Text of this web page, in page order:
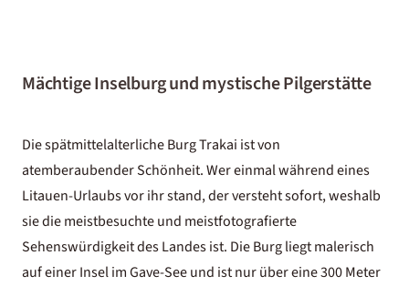
Mächtige Inselburg und mystische Pilgerstätte
Die spätmittelalterliche Burg Trakai ist von
atemberaubender Schönheit. Wer einmal während eines
Litauen-Urlaubs vor ihr stand, der versteht sofort, weshalb
sie die meistbesuchte und meistfotografierte
Sehenswürdigkeit des Landes ist. Die Burg liegt malerisch
auf einer Insel im Gave-See und ist nur über eine 300 Meter